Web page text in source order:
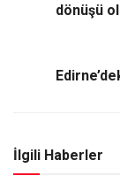
dönüşü
İlgili Haberler